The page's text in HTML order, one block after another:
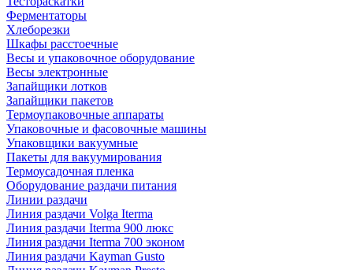
Ферментаторы
Хлеборезки
Шкафы расстоечные
Весы и упаковочное оборудование
Весы электронные
Запайщики лотков
Запайщики пакетов
Термоупаковочные аппараты
Упаковочные и фасовочные машины
Упаковщики вакуумные
Пакеты для вакуумирования
Термоусадочная пленка
Оборудование раздачи питания
Линии раздачи
Линия раздачи Volga Iterma
Линия раздачи Iterma 900 люкс
Линия раздачи Iterma 700 эконом
Линия раздачи Kayman Gusto